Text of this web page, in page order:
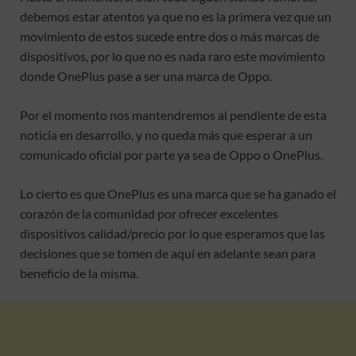
debemos estar atentos ya que no es la primera vez que un
movimiento de estos sucede entre dos o más marcas de
dispositivos, por lo que no es nada raro este movimiento
donde OnePlus pase a ser una marca de Oppo.
Por el momento nos mantendremos al pendiente de esta
noticia en desarrollo, y no queda más que esperar a un
comunicado oficial por parte ya sea de Oppo o OnePlus.
Lo cierto es que OnePlus es una marca que se ha ganado el
corazón de la comunidad por ofrecer excelentes
dispositivos calidad/precio por lo que esperamos que las
decisiones que se tomen de aquí en adelante sean para
beneficio de la misma.